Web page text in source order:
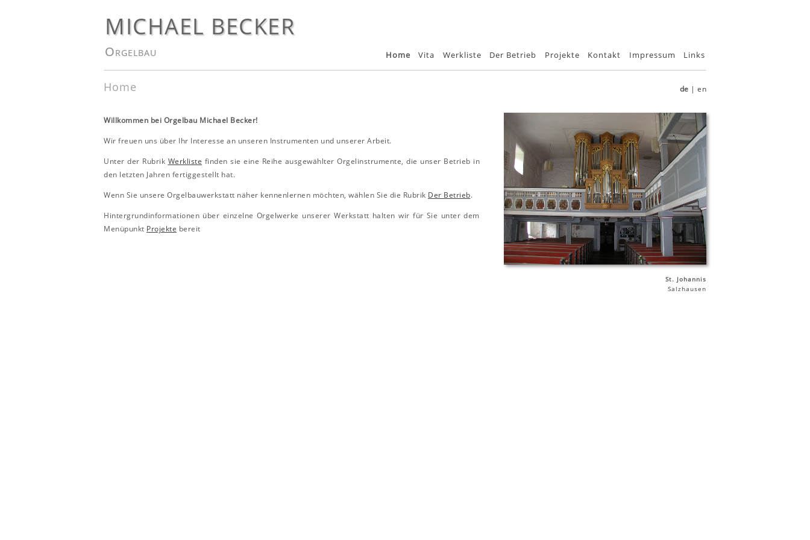
MICHAEL BECKER
Orgelbau Home Vita Werkliste Der Betrieb Projekte Kontakt Impressum Links
Home de en
St. Johannis
Salzhausen
Willkommen bei Orgelbau Michael Becker!
Wir freuen uns über Ihr Interesse an unseren Instrumenten und unserer Arbeit.
Unter der Rubrik Werkliste finden sie eine Reihe ausgewählter Orgelinstrumente, die unser Betrieb in
den letzten Jahren fertiggestellt hat.
Wenn Sie unsere Orgelbauwerkstatt näher kennenlernen möchten, wählen Sie die Rubrik Der Betrieb.
Hintergrundinformationen über einzelne Orgelwerke unserer Werkstatt halten wir für Sie unter dem
Menüpunkt Projekte bereit